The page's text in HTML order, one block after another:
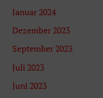
aJanuar 2024
Dezember 2023
September 2023
Juli 2023
Juni 2023